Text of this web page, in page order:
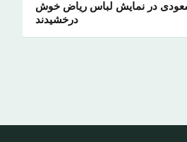
در نمایش لباس ریاض خوش
درخشیدند